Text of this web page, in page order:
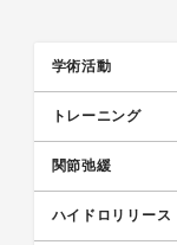
学術活動
トレーニング
関節弛緩
ハイドロリリース